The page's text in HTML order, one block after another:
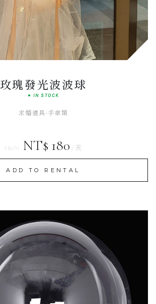
Elegant
SIGNATURE SET
玫瑰發光波波球
● IN STOCK
求婚道具-手拿類
FROM NT$ 180 / 天
ADD TO RENTAL